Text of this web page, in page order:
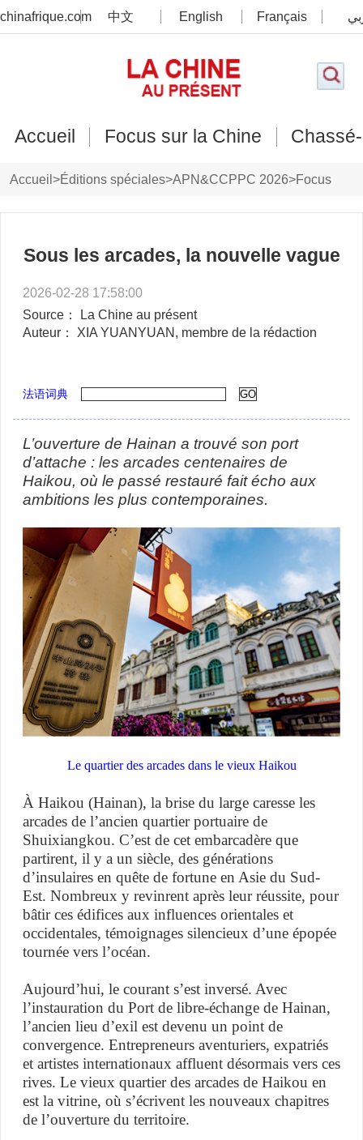
chinafrique.com 中文 English Français
Accueil Focus sur la Chine
Accueil >Éditions spéciales>APN&CCPPC 2026>Focus
Sous les arcades, la nouvelle vague
2026-02-28 17:58:00
Source： La Chine au présent
Auteur： XIA YUANYUAN, membre de la rédaction
法语词典
L’ouverture de Hainan a trouvé son port
d’attache : les arcades centenaires de
Haikou, où le passé restauré fait écho aux
ambitions les plus contemporaines.
Le quartier des arcades dans le vieux Haikou
À Haikou (Hainan), la brise du large caresse les
arcades de l’ancien quartier portuaire de
Shuixiangkou. C’est de cet embarcadère que
partirent, il y a un siècle, des générations
d’insulaires en quête de fortune en Asie du Sud-
Est. Nombreux y revinrent après leur réussite, pour
bâtir ces édifices aux influences orientales et
occidentales, témoignages silencieux d’une épopée
tournée vers l’océan.
Aujourd’hui, le courant s’est inversé. Avec
l’instauration du Port de libre-échange de Hainan,
l’ancien lieu d’exil est devenu un point de
convergence. Entrepreneurs aventuriers, expatriés
et artistes internationaux affluent désormais vers ces
rives. Le vieux quartier des arcades de Haikou en
est la vitrine, où s’écrivent les nouveaux chapitres
de l’ouverture du territoire.